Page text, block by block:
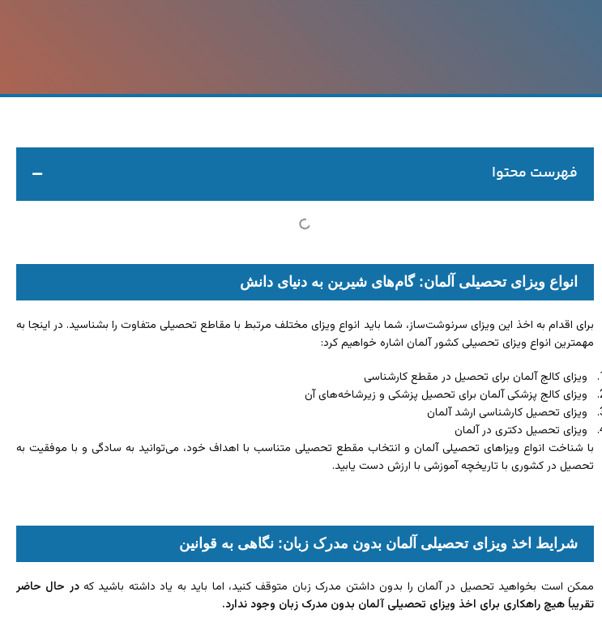
فهرست محتوا
انواع ویزای تحصیلی آلمان: گام‌های شیرین به دنیای دانش
برای اقدام به اخذ این ویزای سرنوشت‌ساز، شما باید انواع ویزای مختلف مرتبط با مقاطع تحصیلی متفاوت را بشناسید. در اینجا به
مهمترین انواع ویزای تحصیلی کشور آلمان اشاره خواهیم کرد:
ویزای کالج آلمان برای تحصیل در مقطع کارشناسی
ویزای کالج پزشکی آلمان برای تحصیل پزشکی و زیرشاخه‌های آن
ویزای تحصیل کارشناسی ارشد آلمان
ویزای تحصیل دکتری در آلمان
با شناخت انواع ویزاهای تحصیلی آلمان و انتخاب مقطع تحصیلی متناسب با اهداف خود، می‌توانید به سادگی و با موفقیت به
تحصیل در کشوری با تاریخچه آموزشی با ارزش دست یابید.
شرایط اخذ ویزای تحصیلی آلمان بدون مدرک زبان: نگاهی به قوانین
ممکن است بخواهید تحصیل در آلمان را بدون داشتن مدرک زبان متوقف کنید، اما باید به یاد داشته باشید کهدر حال حاضر
تقریباً هیچ راهکاری برای اخذ ویزای تحصیلی آلمان بدون مدرک زبان وجود ندارد.